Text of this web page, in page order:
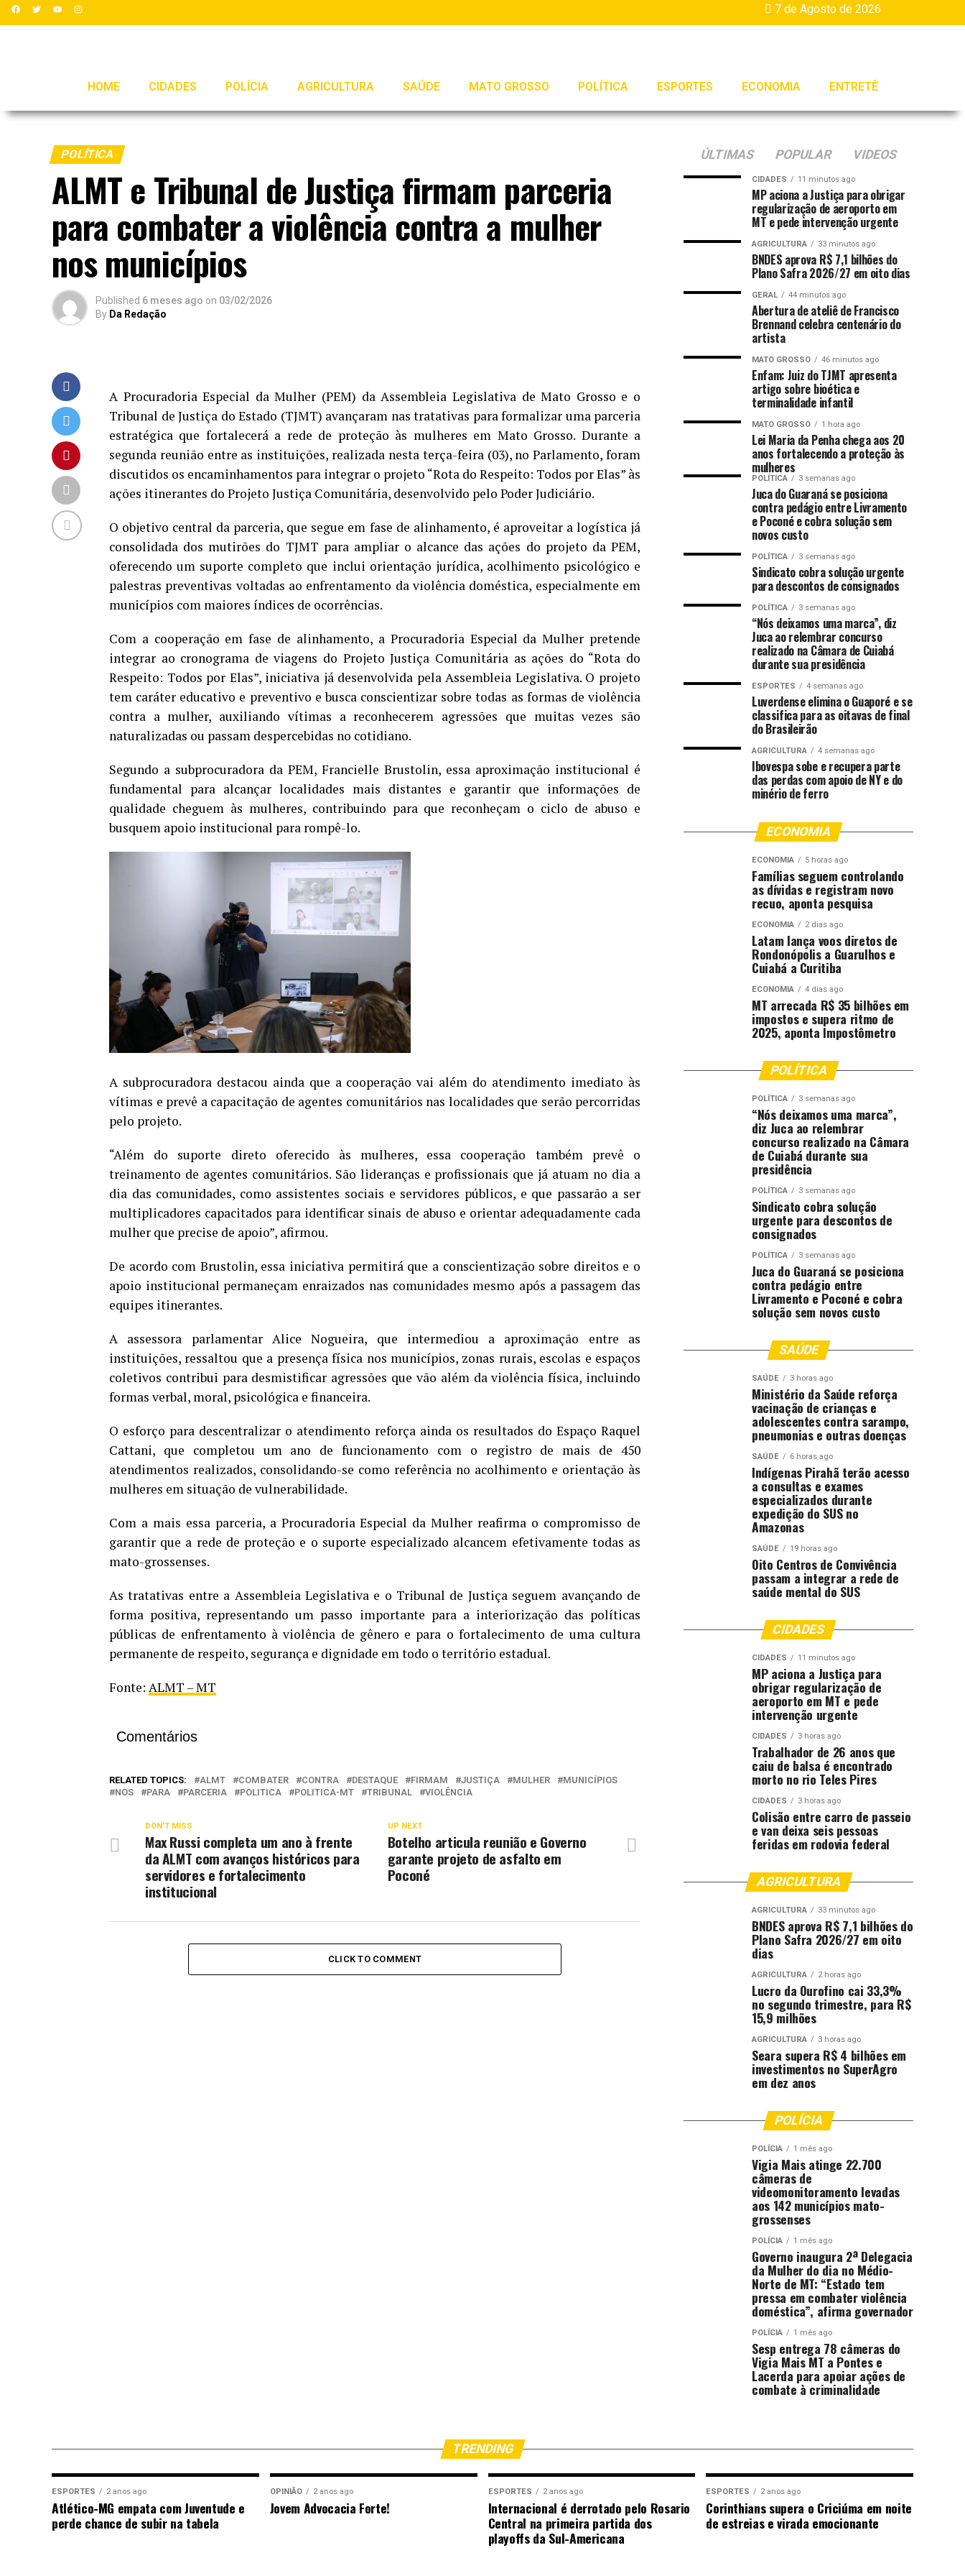
7 de Agosto de 2026
HOME CIDADES POLÍCIA AGRICULTURA SAÚDE MATO GROSSO POLÍTICA ESPORTES ECONOMIA ENTRETÊ
POLÍTICA
ALMT e Tribunal de Justiça firmam parceria
para combater a violência contra a mulher
nos municípios
Published 6 meses ago on 03/02/2026
By Da Redação
A Procuradoria Especial da Mulher (PEM) da Assembleia Legislativa de Mato Grosso e o
Tribunal de Justiça do Estado (TJMT) avançaram nas tratativas para formalizar uma parceria
estratégica que fortalecerá a rede de proteção às mulheres em Mato Grosso. Durante a
segunda reunião entre as instituições, realizada nesta terça-feira (03), no Parlamento, foram
discutidos os encaminhamentos para integrar o projeto “Rota do Respeito: Todos por Elas” às
ações itinerantes do Projeto Justiça Comunitária, desenvolvido pelo Poder Judiciário.
O objetivo central da parceria, que segue em fase de alinhamento, é aproveitar a logística já
consolidada dos mutirões do TJMT para ampliar o alcance das ações do projeto da PEM,
oferecendo um suporte completo que inclui orientação jurídica, acolhimento psicológico e
palestras preventivas voltadas ao enfrentamento da violência doméstica, especialmente em
municípios com maiores índices de ocorrências.
Com a cooperação em fase de alinhamento, a Procuradoria Especial da Mulher pretende
integrar ao cronograma de viagens do Projeto Justiça Comunitária as ações do “Rota do
Respeito: Todos por Elas”, iniciativa já desenvolvida pela Assembleia Legislativa. O projeto
tem caráter educativo e preventivo e busca conscientizar sobre todas as formas de violência
contra a mulher, auxiliando vítimas a reconhecerem agressões que muitas vezes são
naturalizadas ou passam despercebidas no cotidiano.
Segundo a subprocuradora da PEM, Francielle Brustolin, essa aproximação institucional é
fundamental para alcançar localidades mais distantes e garantir que informações de
qualidade cheguem às mulheres, contribuindo para que reconheçam o ciclo de abuso e
busquem apoio institucional para rompê-lo.
A subprocuradora destacou ainda que a cooperação vai além do atendimento imediato às
vítimas e prevê a capacitação de agentes comunitários nas localidades que serão percorridas
pelo projeto.
“Além do suporte direto oferecido às mulheres, essa cooperação também prevê o
treinamento de agentes comunitários. São lideranças e profissionais que já atuam no dia a
dia das comunidades, como assistentes sociais e servidores públicos, e que passarão a ser
multiplicadores capacitados para identificar sinais de abuso e orientar adequadamente cada
mulher que precise de apoio”, afirmou.
De acordo com Brustolin, essa iniciativa permitirá que a conscientização sobre direitos e o
apoio institucional permaneçam enraizados nas comunidades mesmo após a passagem das
equipes itinerantes.
A assessora parlamentar Alice Nogueira, que intermediou a aproximação entre as
instituições, ressaltou que a presença física nos municípios, zonas rurais, escolas e espaços
coletivos contribui para desmistificar agressões que vão além da violência física, incluindo
formas verbal, moral, psicológica e financeira.
O esforço para descentralizar o atendimento reforça ainda os resultados do Espaço Raquel
Cattani, que completou um ano de funcionamento com o registro de mais de 450
atendimentos realizados, consolidando-se como referência no acolhimento e orientação às
mulheres em situação de vulnerabilidade.
Com a mais essa parceria, a Procuradoria Especial da Mulher reafirma o compromisso de
garantir que a rede de proteção e o suporte especializado alcancem efetivamente todas as
mato-grossenses.
As tratativas entre a Assembleia Legislativa e o Tribunal de Justiça seguem avançando de
forma positiva, representando um passo importante para a interiorização das políticas
públicas de enfrentamento à violência de gênero e para o fortalecimento de uma cultura
permanente de respeito, segurança e dignidade em todo o território estadual.
Fonte: ALMT – MT
Comentários
RELATED TOPICS: ALMT COMBATER CONTRA DESTAQUE FIRMAM JUSTIÇA MULHER
MUNICÍPIOS
NOS
PARA PARCERIA POLITICA POLITICA-MT TRIBUNAL VIOLÊNCIA
UP NEXT
Botelho articula reunião e Governo
garante projeto de asfalto em
Poconé
DON'T MISS
Max Russi completa um ano à frente
da ALMT com avanços históricos para
servidores e fortalecimento
institucional
CLICK TO COMMENT
ÚLTIMAS POPULAR VIDEOS
CIDADES 11 minutos ago
MP aciona a Justiça para obrigar
regularização de aeroporto em
MT e pede intervenção urgente
AGRICULTURA 33 minutos ago
BNDES aprova R$ 7,1 bilhões do
Plano Safra 2026/27 em oito dias
GERAL 44 minutos ago
Abertura de ateliê de Francisco
Brennand celebra centenário do
artista
MATO GROSSO 46 minutos ago
Enfam: Juiz do TJMT apresenta
artigo sobre bioética e
terminalidade infantil
MATO GROSSO 1 hora ago
Lei Maria da Penha chega aos 20
anos fortalecendo a proteção às
mulheres
POLÍTICA 3 semanas ago
Juca do Guaraná se posiciona
contra pedágio entre Livramento
e Poconé e cobra solução sem
novos custo
POLÍTICA 3 semanas ago
Sindicato cobra solução urgente
para descontos de consignados
POLÍTICA 3 semanas ago
“Nós deixamos uma marca”, diz
Juca ao relembrar concurso
realizado na Câmara de Cuiabá
durante sua presidência
ESPORTES 4 semanas ago
Luverdense elimina o Guaporé e se
classifica para as oitavas de final
do Brasileirão
AGRICULTURA 4 semanas ago
Ibovespa sobe e recupera parte
das perdas com apoio de NY e do
minério de ferro
ECONOMIA
ECONOMIA 5 horas ago
Famílias seguem controlando
as dívidas e registram novo
recuo, aponta pesquisa
ECONOMIA 2 dias ago
Latam lança voos diretos de
Rondonópolis a Guarulhos e
Cuiabá a Curitiba
ECONOMIA 4 dias ago
MT arrecada R$ 35 bilhões em
impostos e supera ritmo de
2025, aponta Impostômetro
POLÍTICA
POLÍTICA 3 semanas ago
“Nós deixamos uma marca”,
diz Juca ao relembrar
concurso realizado na Câmara
de Cuiabá durante sua
presidência
POLÍTICA 3 semanas ago
Sindicato cobra solução
urgente para descontos de
consignados
POLÍTICA 3 semanas ago
Juca do Guaraná se posiciona
contra pedágio entre
Livramento e Poconé e cobra
solução sem novos custo
SAÚDE
SAÚDE 3 horas ago
Ministério da Saúde reforça
vacinação de crianças e
adolescentes contra sarampo,
pneumonias e outras doenças
SAÚDE 6 horas ago
Indígenas Pirahã terão acesso
a consultas e exames
especializados durante
expedição do SUS no
Amazonas
SAÚDE 19 horas ago
Oito Centros de Convivência
passam a integrar a rede de
saúde mental do SUS
CIDADES
CIDADES 11 minutos ago
MP aciona a Justiça para
obrigar regularização de
aeroporto em MT e pede
intervenção urgente
CIDADES 3 horas ago
Trabalhador de 26 anos que
caiu de balsa é encontrado
morto no rio Teles Pires
CIDADES 3 horas ago
Colisão entre carro de passeio
e van deixa seis pessoas
feridas em rodovia federal
AGRICULTURA
AGRICULTURA 33 minutos ago
BNDES aprova R$ 7,1 bilhões do
Plano Safra 2026/27 em oito
dias
AGRICULTURA 2 horas ago
Lucro da Ourofino cai 33,3%
no segundo trimestre, para R$
15,9 milhões
AGRICULTURA 3 horas ago
Seara supera R$ 4 bilhões em
investimentos no SuperAgro
em dez anos
POLÍCIA
POLÍCIA 1 mês ago
Vigia Mais atinge 22.700
câmeras de
videomonitoramento levadas
aos 142 municípios mato-
grossenses
POLÍCIA 1 mês ago
Governo inaugura 2ª Delegacia
da Mulher do dia no Médio-
Norte de MT: “Estado tem
pressa em combater violência
doméstica”, afirma governador
POLÍCIA 1 mês ago
Sesp entrega 78 câmeras do
Vigia Mais MT a Pontes e
Lacerda para apoiar ações de
combate à criminalidade
TRENDING
ESPORTES 2 anos ago
Atlético-MG empata com Juventude e
perde chance de subir na tabela
OPINIÃO 2 anos ago
Jovem Advocacia Forte!
ESPORTES 2 anos ago
Internacional é derrotado pelo Rosario
Central na primeira partida dos
playoffs da Sul-Americana
ESPORTES 2 anos ago
Corinthians supera o Criciúma em noite
de estreias e virada emocionante